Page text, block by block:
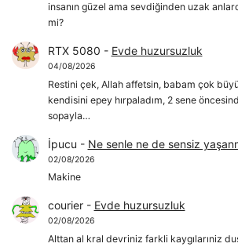
insanın güzel ama sevdiğinden uzak
mi?
RTX 5080 - Evde huzursuzluk
04/08/2026
Restini çek, Allah affetsin, babam çok
kendisini epey hırpaladım, 2 sene
sopayla…
İpucu - Ne senle ne de sensiz
02/08/2026
Makine
courier- Evde huzursuzluk
02/08/2026
Alttan al kral devriniz farkli kaygılarıniz